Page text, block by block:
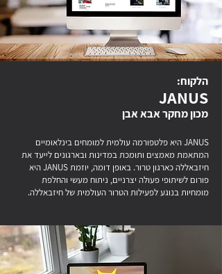
הלקוח:
JANUS
מכון מחקר אבא אבן
JANUS היא פלטפורמה עולמית למומחים בינלאומיים
המתאמת מאמצים ותומכת במדינות ובארגונים לייעד את
חיזבאללה כארגון טרור. באופן דומה, יוזמת JANUS היא
פורום לשיתופי פעולה יצרניים, ניתוח מעשי והחלפת
מומחיות בנוגע לפעילות הטרור העולמית של חיזבאללה.